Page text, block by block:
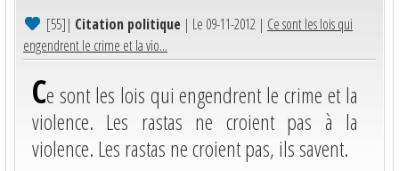
[55]| Citation politique | Le 09-11-2012 | Ce sont les lois qui
engendrent le crime et la vio...
Ce sont les lois qui engendrent le crime et la
violence. Les rastas ne croient pas à la
violence. Les rastas ne croient pas, ils savent.